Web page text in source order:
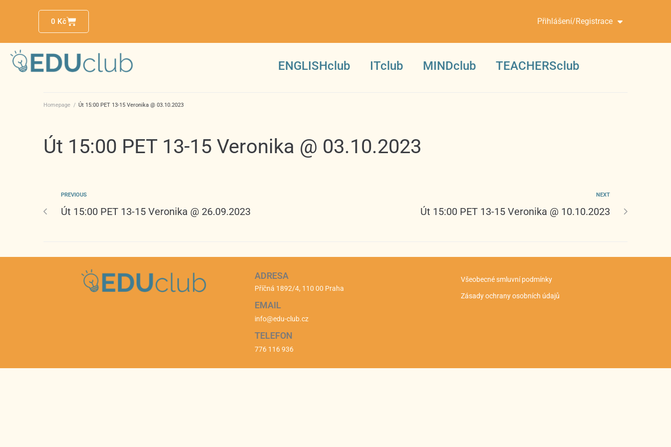
0 Kč Přihlášení/Registrace
ENGLISHclub ITclub MINDclub TEACHERSclub
Homepage / Út 15:00 PET 13-15 Veronika @ 03.10.2023
Út 15:00 PET 13-15 Veronika @ 03.10.2023
PREVIOUS
Út 15:00 PET 13-15 Veronika @ 26.09.2023
NEXT
Út 15:00 PET 13-15 Veronika @ 10.10.2023
ADRESA
Příčná 1892/4, 110 00 Praha
EMAIL
info@edu-club.cz
TELEFON
776 116 936
Všeobecné smluvní podmínky
Zásady ochrany osobních údajů